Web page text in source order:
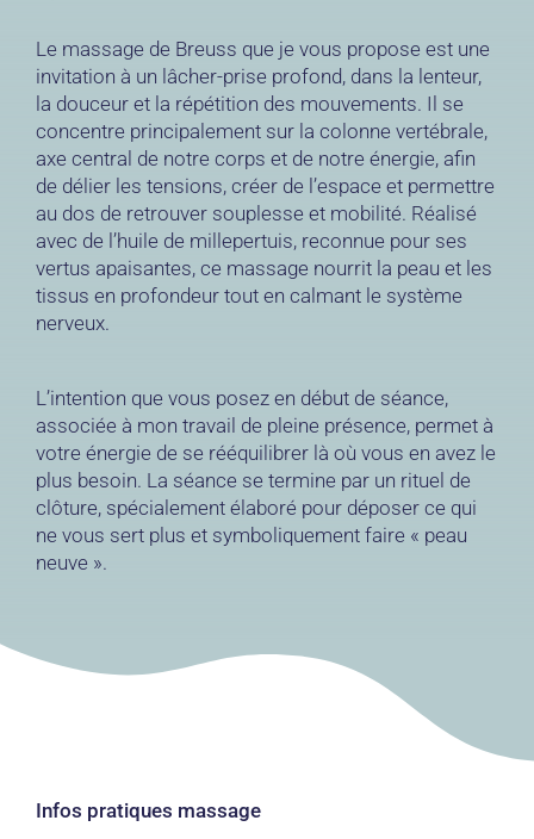
Le massage de Breuss que je vous propose est une
invitation à un lâcher-prise profond, dans la lenteur,
la douceur et la répétition des mouvements. Il se
concentre principalement sur la colonne vertébrale,
axe central de notre corps et de notre énergie, afin
de délier les tensions, créer de l’espace et permettre
au dos de retrouver souplesse et mobilité. Réalisé
avec de l’huile de millepertuis, reconnue pour ses
vertus apaisantes, ce massage nourrit la peau et les
tissus en profondeur tout en calmant le système
nerveux.
L’intention que vous posez en début de séance,
associée à mon travail de pleine présence, permet à
votre énergie de se rééquilibrer là où vous en avez le
plus besoin. La séance se termine par un rituel de
clôture, spécialement élaboré pour déposer ce qui
ne vous sert plus et symboliquement faire « peau
neuve ».
Infos pratiques massage